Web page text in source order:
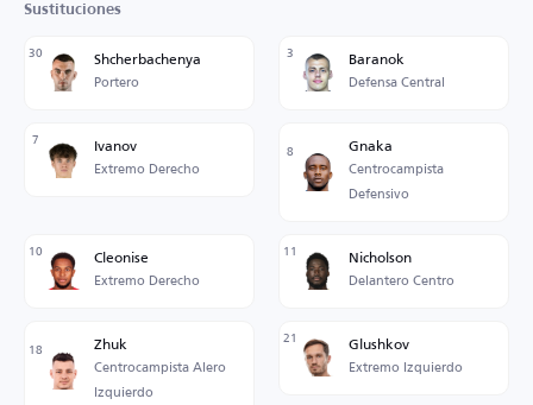
Sustituciones
30 Shcherbachenya
Portero
3 Baranok
Defensa Central
7 Ivanov
Extremo Derecho
8 Gnaka
Centrocampista
Defensivo
10 Cleonise
Extremo Derecho
11 Nicholson
Delantero Centro
18 Zhuk
Centrocampista Alero
Izquierdo
21 Glushkov
Extremo Izquierdo